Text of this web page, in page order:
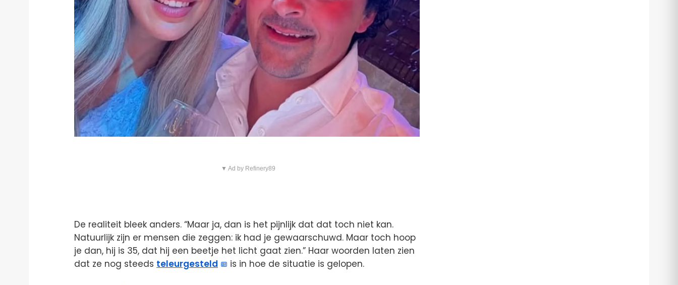
▼ Ad by Refinery89
De realiteit bleek anders. “Maar ja, dan is het pijnlijk dat dat toch niet kan.
Natuurlijk zijn er mensen die zeggen: ik had je gewaarschuwd. Maar toch hoop
je dan, hij is 35, dat hij een beetje het licht gaat zien.” Haar woorden laten zien
dat ze nog steeds teleurgesteld is in hoe de situatie is gelopen.